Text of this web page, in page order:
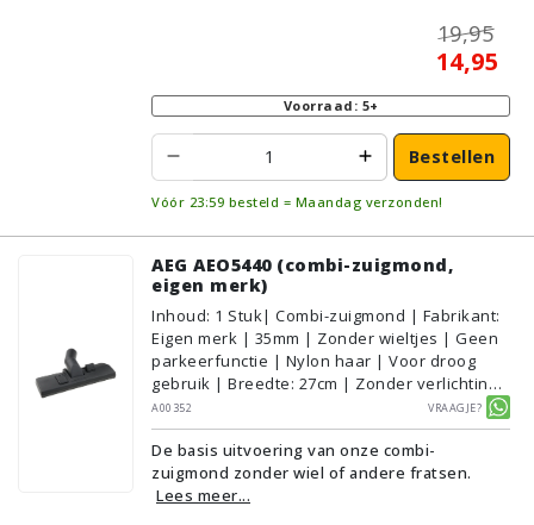
19,95
14,95
Voorraad: 5+
Bestellen
Vóór 23:59 besteld = Maandag verzonden!
AEG AEO5440 (combi-zuigmond,
eigen merk)
Inhoud: 1 Stuk| Combi-zuigmond | Fabrikant:
Eigen merk | 35mm | Zonder wieltjes | Geen
parkeerfunctie | Nylon haar | Voor droog
gebruik | Breedte: 27cm | Zonder verlichting |
Zonder kliksysteem | Zwart | Alternatief |
Geschikt voor vloertype: Plavuizen/Tegels,
Parket/Laminaat, PVC/Vinyl,
Tapijt/Vloerbedekking
A00352 Vraagje?
De basis uitvoering van onze combi-
zuigmond zonder wiel of andere fratsen.
Lees meer...